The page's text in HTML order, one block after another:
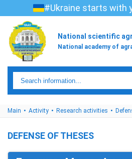
#Ukraine starts with
National scientific
National academy of
Main Activity Research activities
DEFENSE OF THESES